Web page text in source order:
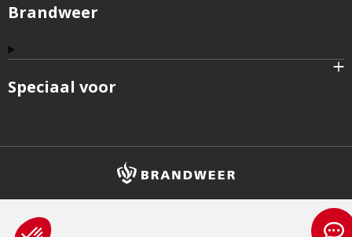
Brandweer
Speciaal voor
Brandweer
homepagelink